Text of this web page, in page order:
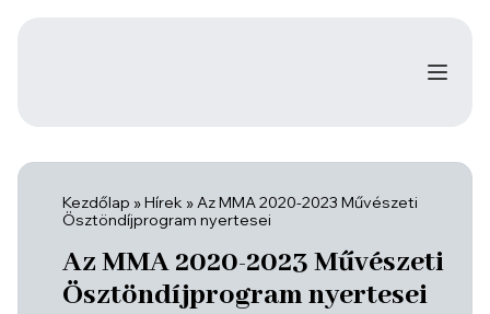
Kezdőlap »Hírek »Az MMA 2020-2023 Művészeti
Ösztöndíjprogram nyertesei
Az MMA 2020-2023 Művészeti
Ösztöndíjprogram nyertesei